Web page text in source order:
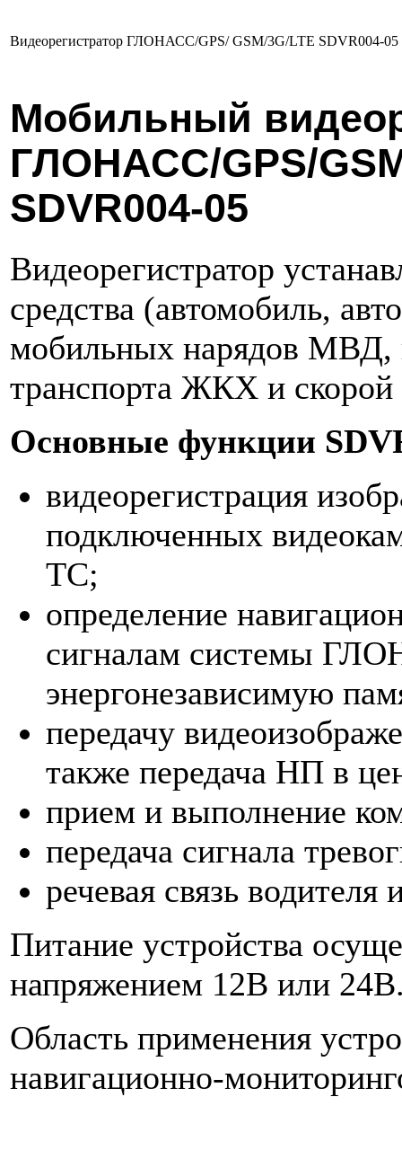
Видеорегистратор ГЛОНАСС/GPS/ GSM/3G/LTE SDVR004-05
Мобильный
ГЛОНАСС/GPS/
SDVR004-05
Видеорегистратор
средства (автомобиль,
мобильных нарядов МВД,
транспорта ЖКХ и
Основные функции
видеорегистрация
подключенных
ТС;
определение
сигналам системы
энергонезависимую
передачу
также передача НП в
прием и выполнение
передача сигнала
речевая связь водителя
Питание устройства
напряжением 12В или
Область применения
навигационно-